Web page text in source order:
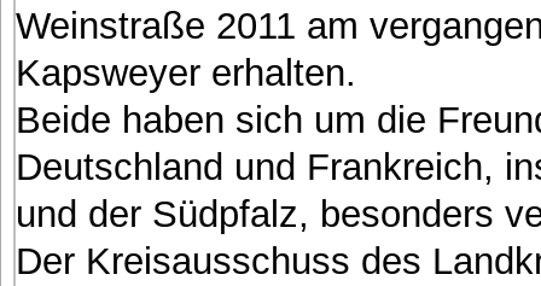
Weinstraße 2011 am
Kapsweyer erhalten.
Beide haben sich um die
Deutschland und Frankreich,
und der Südpfalz, besonders
Der Kreisausschuss des